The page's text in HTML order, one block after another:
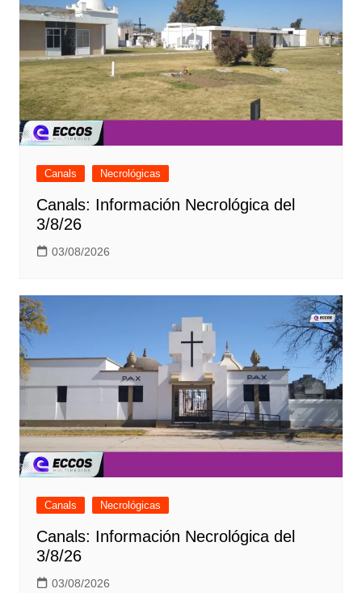
Canals Necrológicas
Canals: Información Necrológica del
3/8/26
03/08/2026
Canals Necrológicas
Canals: Información Necrológica del
3/8/26
03/08/2026